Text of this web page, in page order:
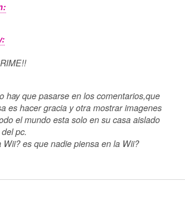
hay que pasarse en los comentarios,que
es hacer gracia y otra mostrar imagenes
el mundo esta solo en su casa aislado
pc.
Wii? es que nadie piensa en la Wii?